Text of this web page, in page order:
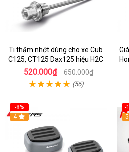
Ti thăm nhớt dùng cho xe Cub
C125, CT125 Dax125 hiệu H2C
520.000₫ 650.000₫
(56)
-8%
4
-
5